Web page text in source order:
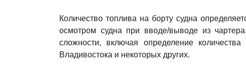
Количество топлива на борту судна
осмотром судна при вводе/выводе из
сложности, включая определение
Владивостока и некоторых других.